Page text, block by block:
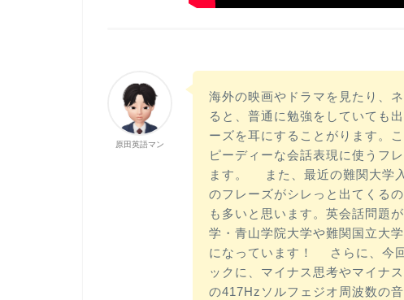
原田英語マン
海外の映画やドラマを見たり、
ると、普通に勉強をしていても
ーズを耳にすることがります。
ピーディーな会話表現に使うフ
ます。 また、最近の難関大学
のフレーズがシレっと出てくる
も多いと思います。英会話問題
学・青山学院大学や難関国立大
になっています！ さらに、今
ックに、マイナス思考やマイナ
の417Hzソルフェジオ周波数の